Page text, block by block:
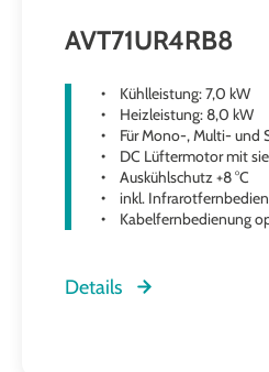
AVT71UR4RB8
Kühlleistung: 7,0 kW
Heizleistung: 8,0 kW
Für Mono-, Multi- und
DC Lüftermotor mit
Auskühlschutz +8 °C
inkl.
Kabelfernbedienung
Details